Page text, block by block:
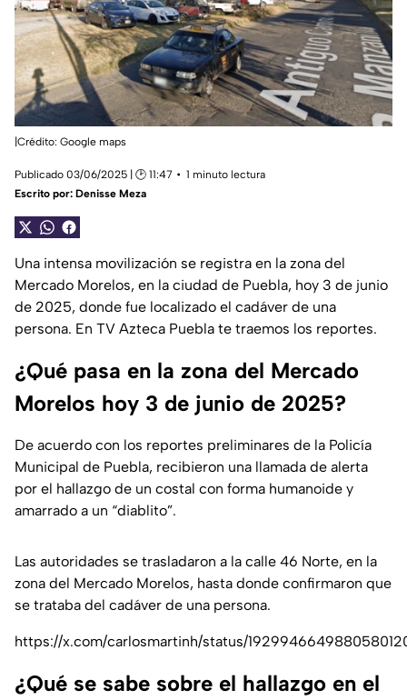
|Crédito: Google maps
Publicado 03/06/2025 | 🕑 11:47
1 minuto lectura
Escrito por: Denisse Meza
Una intensa movilización se registra en la zona del
Mercado Morelos, en la ciudad de Puebla, hoy 3 de junio
de 2025, donde fue localizado el cadáver de una
persona. En TV Azteca Puebla te traemos los reportes.
¿Qué pasa en la zona del Mercado
Morelos hoy 3 de junio de 2025?
De acuerdo con los reportes preliminares de la Policía
Municipal de Puebla, recibieron una llamada de alerta
por el hallazgo de un costal con forma humanoide y
amarrado a un “diablito”.
Las autoridades se trasladaron a la calle 46 Norte, en la
zona del Mercado Morelos, hasta donde confirmaron que
se trataba del cadáver de una persona.
https://x.com/carlosmartinh/status/
¿Qué se sabe sobre el hallazgo en el